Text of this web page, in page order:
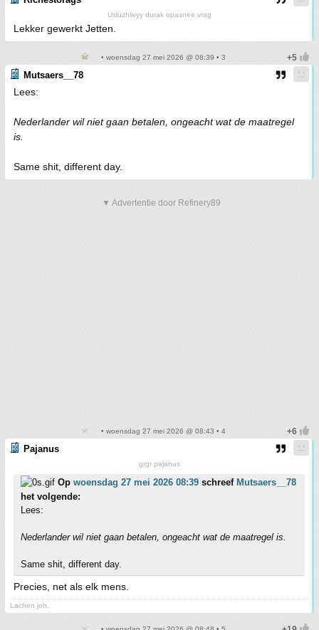
Usluzhlivyy durak opasnee vrag
Lekker gewerkt Jetten.
• woensdag 27 mei 2026 @ 08:39 • 3
Mutsaers__78
Lees:
Nederlander wil niet gaan betalen, ongeacht wat de maatregel
is.
Same shit, different day.
▼ Advertentie door Refinery89
• woensdag 27 mei 2026 @ 08:43 • 4
Pajanus
grgr pajanus
Op woensdag 27 mei 2026 08:39 schreef Mutsaers__78
het volgende:
Lees:
Nederlander wil niet gaan betalen, ongeacht wat de maatregel is.
Same shit, different day.
Precies, net als elk mens.
Lachen joh.